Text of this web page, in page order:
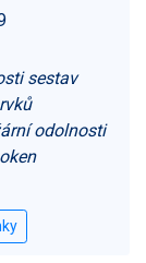
sestav
odolnosti